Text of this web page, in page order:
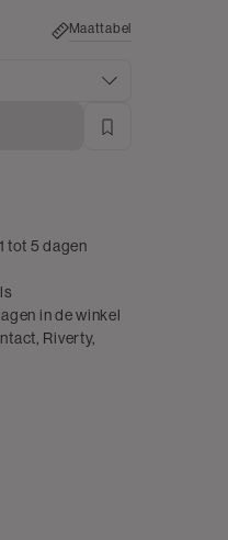
Maattabel
tot 5 dagen
in de winkel
Riverty,